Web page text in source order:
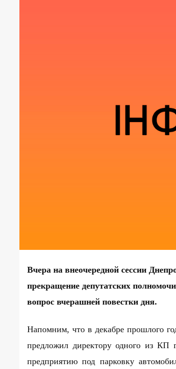
Вчера на внеочередной сессии
прекращение депутатских
вопрос вчерашней повестки дня.
Напомним, что в декабре прошлого
предложил директору одного из КП
предприятию под парковку